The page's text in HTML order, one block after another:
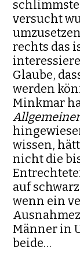
versucht
rechts das
Glaube,
werden
Minkmar
wissen,
nicht die
auf
wenn ein
Männer in
beide…